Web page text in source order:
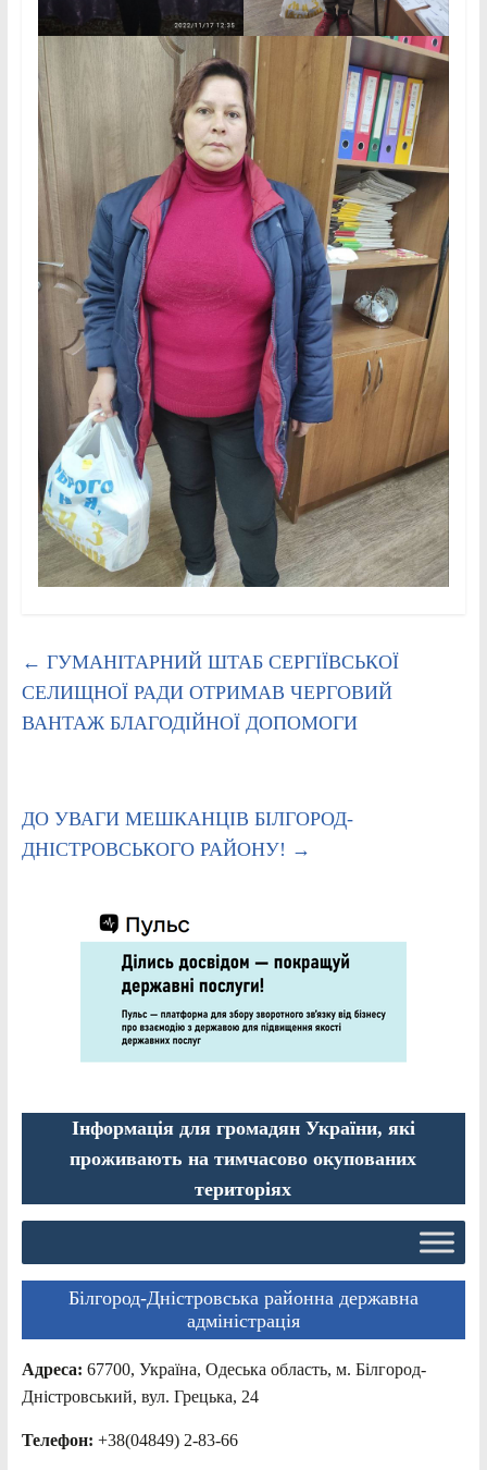
← ГУМАНІТАРНИЙ ШТАБ СЕРГІЇВСЬКОЇ
СЕЛИЩНОЇ РАДИ ОТРИМАВ ЧЕРГОВИЙ
ВАНТАЖ БЛАГОДІЙНОЇ ДОПОМОГИ
ДО УВАГИ МЕШКАНЦІВ БІЛГОРОД-
ДНІСТРОВСЬКОГО РАЙОНУ! →
Інформація для громадян України, які
проживають на тимчасово окупованих
територіях
Білгород-Дністровська районна державна
адміністрація
Адреса: 67700, Україна, Одеська область, м. Білгород-
Дністровський, вул. Грецька, 24
Телефон: +38(04849) 2-83-66